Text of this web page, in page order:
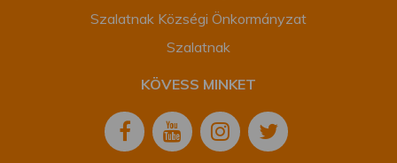
Szalatnak Községi Önkormányzat
Szalatnak
KÖVESS MINKET